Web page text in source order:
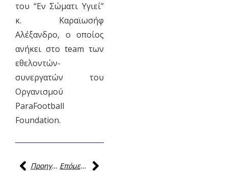
του “Εν Σώματι Υγιεί”
κ. Καραϊωσήφ
Αλέξανδρο, ο οποίος
ανήκει στο team των
εθελοντών-
συνεργατών τoυ
Οργανισμού
ParaFootball
Foundation.
Προηγούμενη
Επόμενη